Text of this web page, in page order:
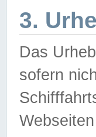
3.
Das
sofern